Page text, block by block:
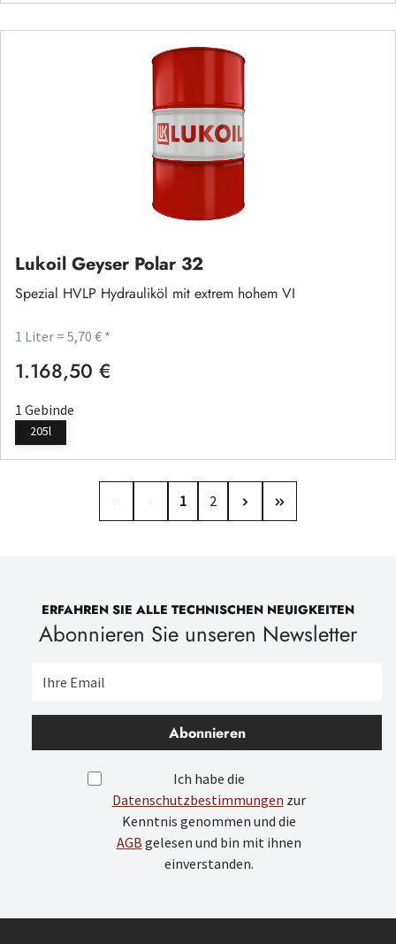
Lukoil Geyser Polar 32
Spezial HVLP Hydrauliköl mit extrem hohem VI
1 Liter = 5,70 € *
Regulärer Preis:
1.168,50 €
1 Gebinde
205l
Seite
1 Seite
2
ERFAHREN SIE ALLE TECHNISCHEN NEUIGKEITEN
Abonnieren Sie unseren Newsletter
Abonnieren
Ich habe die
Datenschutzbestimmungen zur
Kenntnis genommen und die
AGB gelesen und bin mit ihnen
einverstanden.